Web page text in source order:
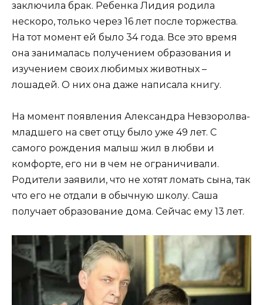
заключила брак. Ребенка Лидия родила
нескоро, только через 16 лет после торжества.
На тот момент ей было 34 года. Все это время
она занималась получением образования и
изучением своих любимых животных –
лошадей. О них она даже написала книгу.
На момент появления Александра Невзоролва-
младшего на свет отцу было уже 49 лет. С
самого рождения малыш жил в любви и
комфорте, его ни в чем не ограничивали.
Родители заявили, что не хотят ломать сына, так
что его не отдали в обычную школу. Саша
получает образование дома. Сейчас ему 13 лет.